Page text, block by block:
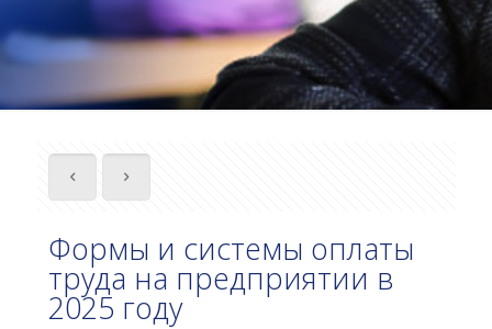
Формы и системы оплаты
труда на предприятии в
2025 году